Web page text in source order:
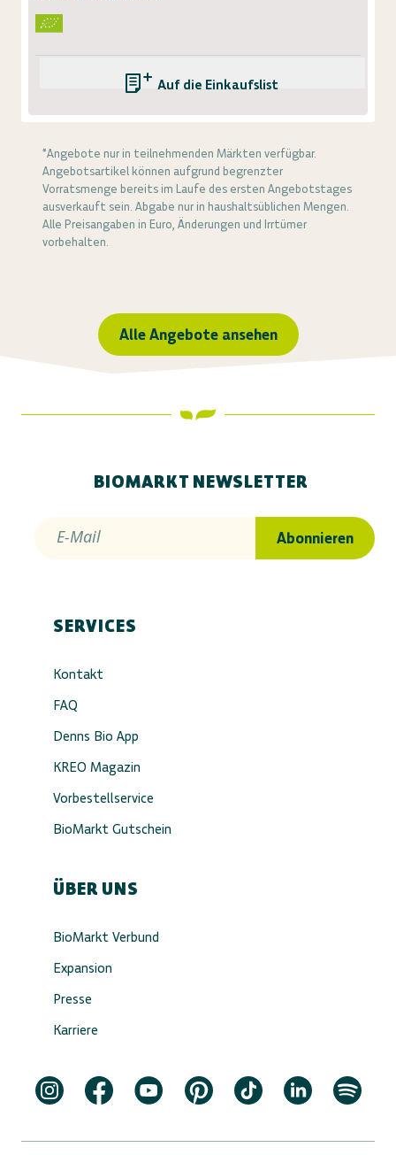
Auf die Einkaufsliste
*Angebote nur in teilnehmenden Märkten verfügbar.
Angebotsartikel können aufgrund begrenzter
Vorratsmenge bereits im Laufe des ersten Angebotstages
ausverkauft sein. Abgabe nur in haushaltsüblichen Mengen.
Alle Preisangaben in Euro, Änderungen und Irrtümer
vorbehalten.
Alle Angebote ansehen
BIOMARKT NEWSLETTER
E-Mail Abonnieren
SERVICES
Kontakt
FAQ
Denns Bio App
KREO Magazin
Vorbestellservice
BioMarkt Gutschein
ÜBER UNS
BioMarkt Verbund
Expansion
Presse
Karriere